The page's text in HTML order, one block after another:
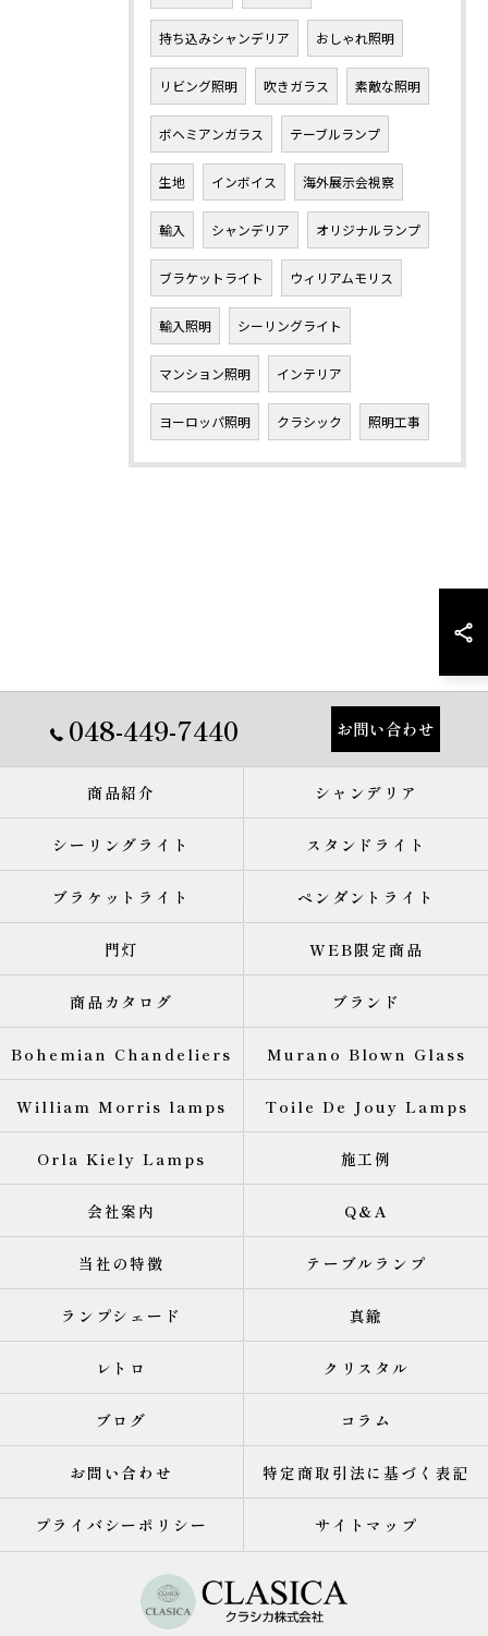
持ち込みシャンデリア おしゃれ照明
リビング照明 吹きガラス 素敵な照明
ボヘミアンガラス テーブルランプ
生地 インボイス 海外展示会視察
輸入 シャンデリア オリジナルランプ
ブラケットライト ウィリアムモリス
輸入照明 シーリングライト
マンション照明 インテリア
ヨーロッパ照明 クラシック 照明工事
048-449-7440 お問い合わせ
商品紹介 シャンデリア
シーリングライト スタンドライト
ブラケットライト ペンダントライト
門灯 WEB限定商品
商品カタログ ブランド
Bohemian Chandeliers Murano Blown Glass
William Morris lamps Toile De Jouy Lamps
Orla Kiely Lamps 施工例
会社案内 Q&A
当社の特徴 テーブルランプ
ランプシェード 真鍮
レトロ クリスタル
ブログ コラム
お問い合わせ 特定商取引法に基づく表記
プライバシーポリシー サイトマップ